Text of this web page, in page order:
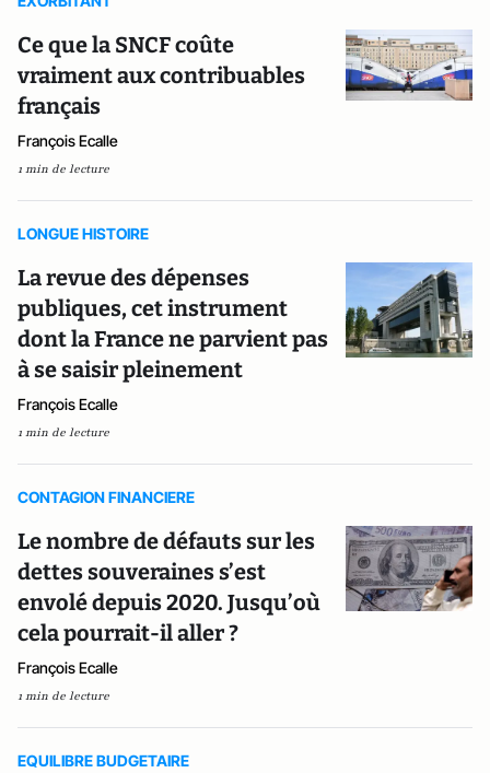
Ce que la SNCF coûte
vraiment aux contribuables
français
François Ecalle
1 min de lecture
LONGUE HISTOIRE
La revue des dépenses
publiques, cet instrument
dont la France ne parvient pas
à se saisir pleinement
François Ecalle
1 min de lecture
CONTAGION FINANCIERE
Le nombre de défauts sur les
dettes souveraines s’est
envolé depuis 2020. Jusqu’où
cela pourrait-il aller ?
François Ecalle
1 min de lecture
EQUILIBRE BUDGETAIRE